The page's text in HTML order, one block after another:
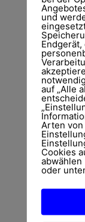
und
Endgerät,
auf „Alle
Arten
Cookies
abwählen
oder